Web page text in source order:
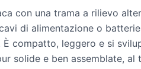
con una trama a rilievo
di alimentazione o
compatto, leggero e si
solide e ben assemblate,